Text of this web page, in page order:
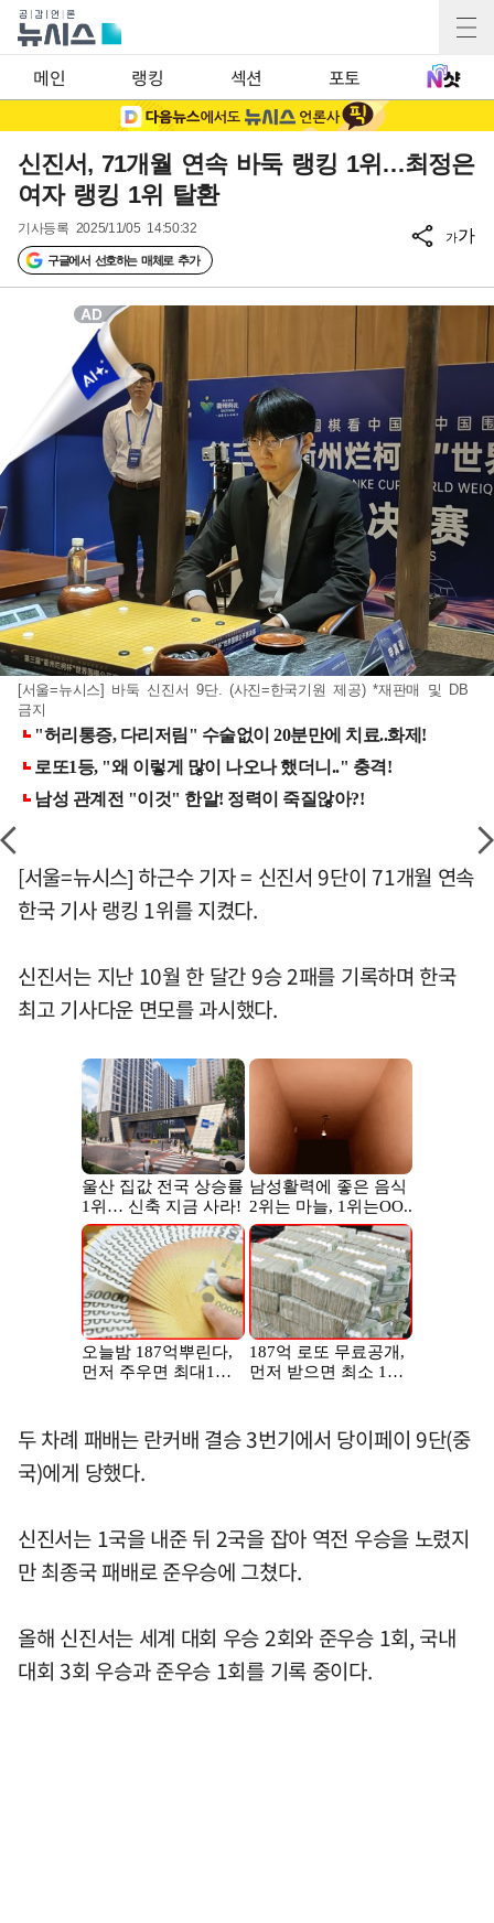
메인 랭킹 섹션 포토
신진서, 71개월 연속 바둑 랭킹 1위…최정은
여자 랭킹 1위 탈환
기사등록 2025/11/05 14:50:32
구글에서 선호하는 매체로 추가
가가
[서울=뉴시스] 바둑 신진서 9단. (사진=한국기원 제공) *재판매 및 DB
금지
[서울=뉴시스] 하근수 기자 = 신진서 9단이 71개월 연속
한국 기사 랭킹 1위를 지켰다.
신진서는 지난 10월 한 달간 9승 2패를 기록하며 한국
최고 기사다운 면모를 과시했다.
두 차례 패배는 란커배 결승 3번기에서 당이페이 9단(중
국)에게 당했다.
신진서는 1국을 내준 뒤 2국을 잡아 역전 우승을 노렸지
만 최종국 패배로 준우승에 그쳤다.
올해 신진서는 세계 대회 우승 2회와 준우승 1회, 국내
대회 3회 우승과 준우승 1회를 기록 중이다.